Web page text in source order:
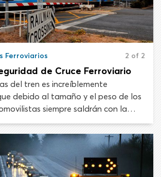
Ferroviarios 2 of 2
de Cruce Ferroviario
del tren es increíblemente
debido al tamaño y el peso de los
siempre saldrán con la
de colisiones. No te aventures ni
riesgoso cerca de las
de vías férreas y autopistas. En estas
poca paciencia o la falta de
podrían costarte tu vida y las vidas